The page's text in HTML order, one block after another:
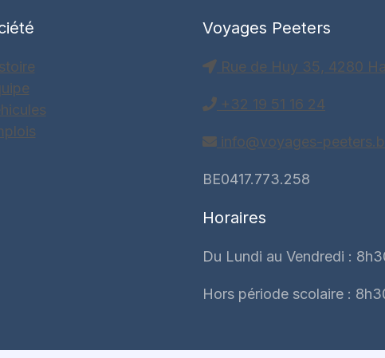
Voyages Peeters
Rue de Huy 35, 4280
+32 19 51 16 24
info@voyages-
BE0417.773.258
Horaires
Du Lundi au Vendredi :
Hors période scolaire :